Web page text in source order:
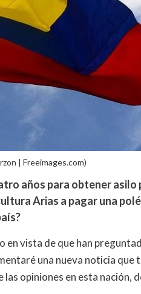
| Freeimages.com)
años para obtener asilo
Arias a pagar una
en vista de que han
una nueva noticia que
opiniones en esta nación,